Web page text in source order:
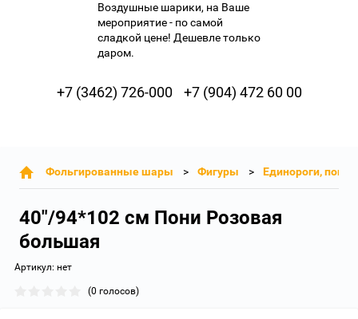
Воздушные шарики, на Ваше
мероприятие - по самой
сладкой цене! Дешевле только
даром.
+7 (3462) 726-000 +7 (904) 472 60 00
Фольгированные шары Фигуры Единороги, пони
40"/94*102 см Пони Розовая
большая
Артикул: нет
(0 голосов)